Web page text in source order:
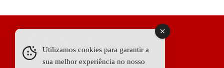
Utilizamos cookies para garantir a
sua melhor experiência no nosso